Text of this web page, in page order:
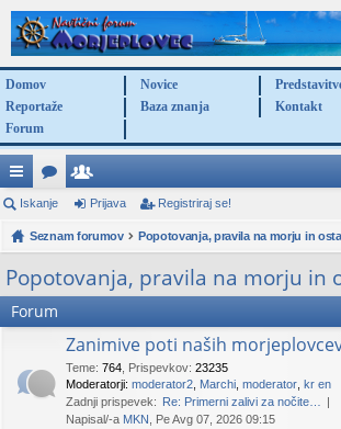
Domov Novice
Reportaže
Baza znanja
Kontakt
Forum
itr
e
po
ve
ve
or
u
po
ra
Iskanje Prijava Registriraj se!
Seznam forumov
Popotovanja, pravila na morju in
Popotovanja, pravila na morju in
Forum
Zanimive poti naših
Teme: 764 Prispevkov: 23235
Moderatorji: moderator2 Marchi moderator kr en
Zadnji prispevek: Re: Primerni zalivi za nočite…
Napisal/-a MKN , Pe Avg 07, 2026 09:15